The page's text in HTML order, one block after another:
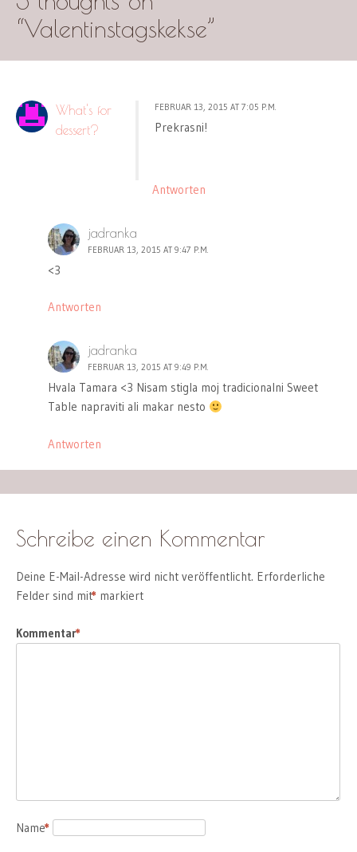
“Valentinstagskekse”
What's for
dessert?
FEBRUAR 13, 2015 AT 7:05 P.M.
Prekrasni!
Antworten
jadranka
FEBRUAR 13, 2015 AT 9:47 P.M.
<3
Antworten
jadranka
FEBRUAR 13, 2015 AT 9:49 P.M.
Hvala Tamara <3 Nisam stigla moj tradicionalni Sweet
Table napraviti ali makar nesto
Antworten
Schreibe einen Kommentar
Deine E-Mail-Adresse wird nicht veröffentlicht. Erforderliche
Felder sind mit
* markiert
Kommentar
*
Name
*